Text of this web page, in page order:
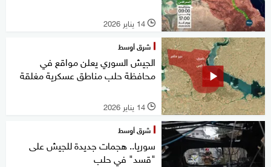
l 14 يناير 2026
شرق أوسط
الجيش السوري يعلن مواقع في
محافظة حلب مناطق عسكرية مغلقة
l 14 يناير 2026
شرق أوسط
سوريا.. هجمات جديدة للجيش على
"قسد" في حلب